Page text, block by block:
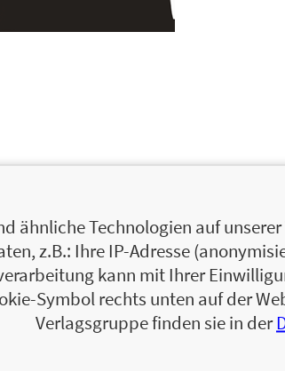
ähnliche Technologien auf
z.B.: Ihre IP-Adresse
kann mit Ihrer
Symbol rechts unten auf der
Verlagsgruppe finden sie in der